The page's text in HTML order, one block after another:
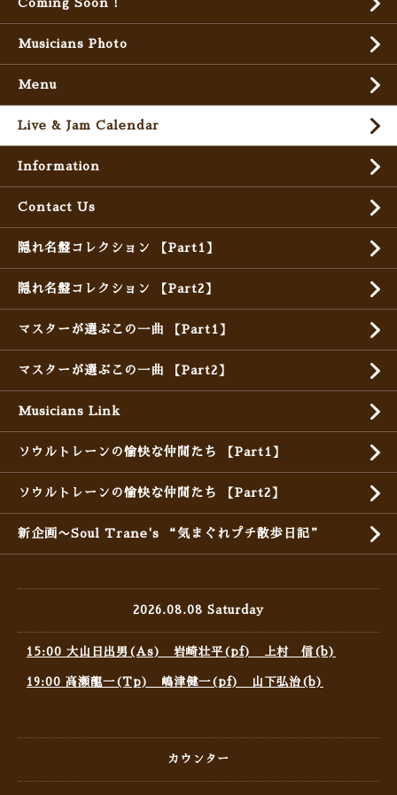
Coming Soon !
Musicians Photo
Menu
Live & Jam Calendar
Information
Contact Us
隠れ名盤コレクション 【Part1】
隠れ名盤コレクション 【Part2】
マスターが選ぶこの一曲 【Part1】
マスターが選ぶこの一曲 【Part2】
Musicians Link
ソウルトレーンの愉快な仲間たち 【Part1】
ソウルトレーンの愉快な仲間たち 【Part2】
新企画〜Soul Trane's “気まぐれプチ散歩日記”
2026.08.08 Saturday
15:00 大山日出男(As) 岩崎壮平(pf) 上村 信(b)
19:00 高瀬龍一(Tp) 嶋津健一(pf) 山下弘治(b)
カウンター